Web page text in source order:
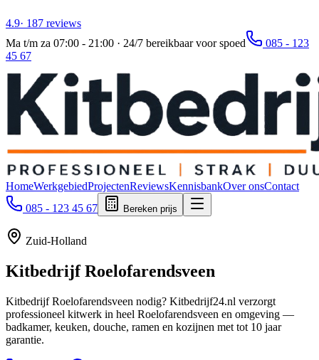
4.9· 187 reviews
Ma t/m za 07:00 - 21:00 · 24/7 bereikbaar voor spoed
085 - 123
45 67
HomeWerkgebiedProjectenReviewsKennisbankOver onsContact
085 - 123 45 67
Bereken prijs
Zuid-Holland
KitbedrijfRoelofarendsveen
Kitbedrijf Roelofarendsveen nodig? Kitbedrijf24.nl verzorgt
professioneel kitwerk in heel Roelofarendsveen en omgeving —
badkamer, keuken, douche, ramen en kozijnen met tot 10 jaar
garantie.